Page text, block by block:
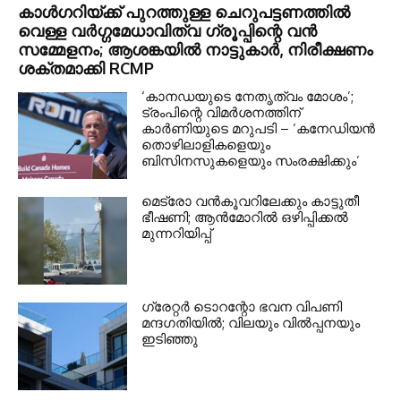
കാൾഗറിയ്ക്ക് പുറത്തുള്ള ചെറുപട്ടണത്തിൽ
വെള്ള വർഗ്ഗമേധാവിത്വ ഗ്രൂപ്പിന്റെ വൻ
സമ്മേളനം; ആശങ്കയിൽ നാട്ടുകാർ, നിരീക്ഷണം
ശക്തമാക്കി RCMP
‘കാനഡയുടെ നേതൃത്വം മോശം’;
ട്രംപിന്റെ വിമർശനത്തിന്
കാർണിയുടെ മറുപടി – ‘കനേഡിയൻ
തൊഴിലാളികളെയും
ബിസിനസുകളെയും സംരക്ഷിക്കും’
മെട്രോ വൻകൂവറിലേക്കും കാട്ടുതീ
ഭീഷണി; ആൻമോറിൽ ഒഴിപ്പിക്കൽ
മുന്നറിയിപ്പ്
ഗ്രേറ്റര്‍ ടൊറന്റോ ഭവന വിപണി
മന്ദഗതിയില്‍; വിലയും വില്‍പ്പനയും
ഇടിഞ്ഞു